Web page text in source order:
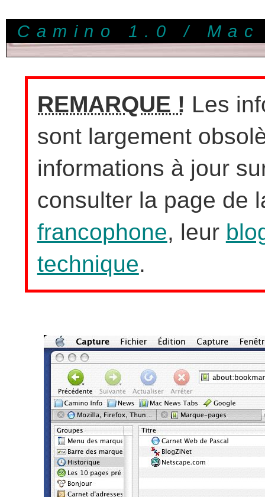
Camino 1.0 /
REMARQUE ! Les
sont largement
informations à jour
consulter la page de
francophone, leur
technique.